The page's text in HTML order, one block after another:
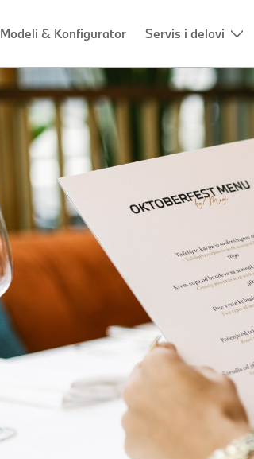
Modeli & Konfigurator Servis i delovi